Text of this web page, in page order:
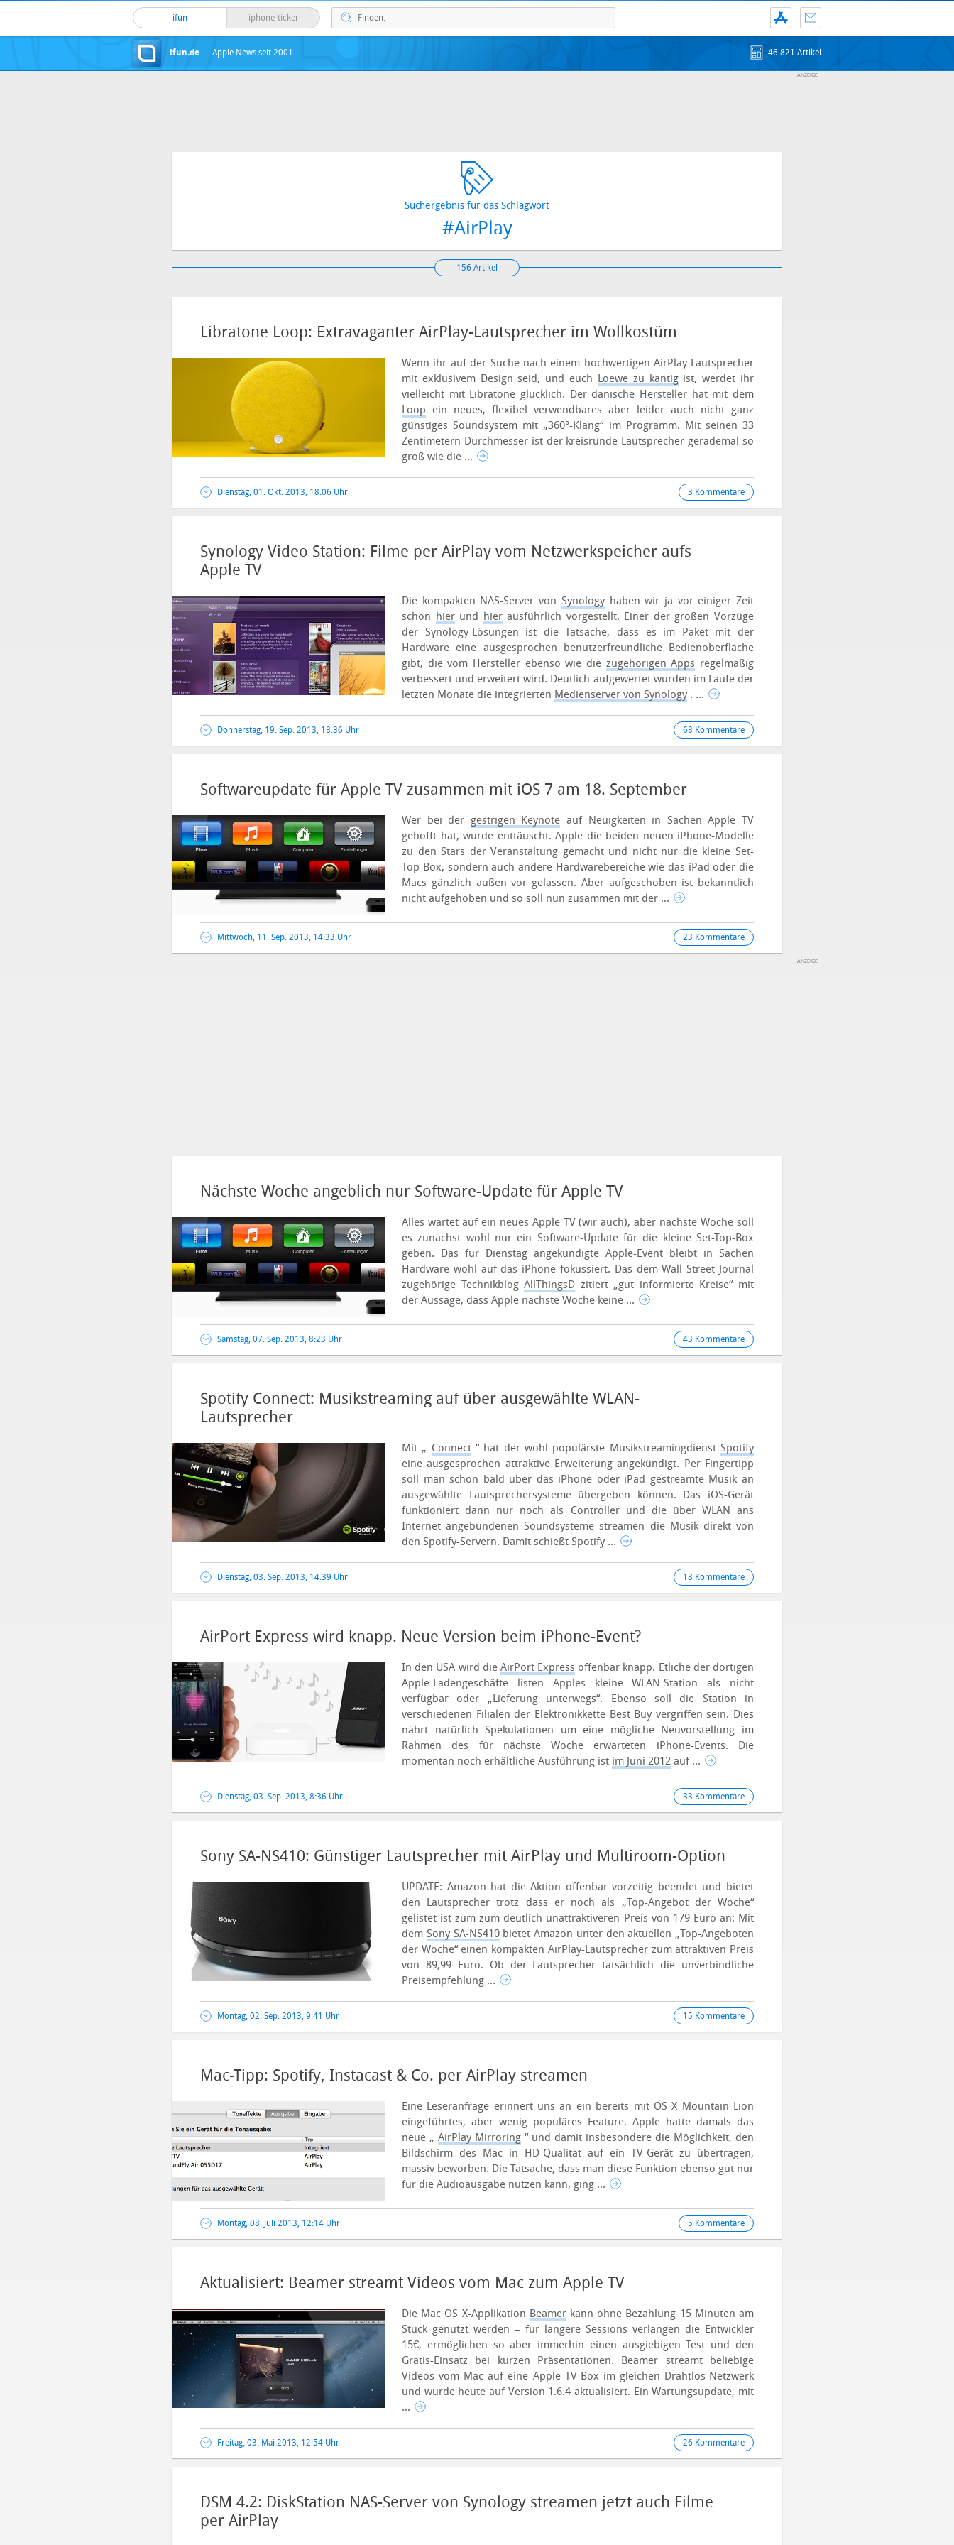
ifun iphone-ticker
ifun.de — Apple News seit 2001. 46 821 Artikel
Suchergebnis für das Schlagwort
#AirPlay
156 Artikel
Libratone Loop: Extravaganter AirPlay-Lautsprecher im Wollkostüm
Wenn ihr auf der Suche nach einem hochwertigen AirPlay-Lautsprecher
mit exklusivem Design seid, und euch Loewe zu kantigist, werdet ihr
vielleicht mit Libratone glücklich. Der dänische Hersteller hat mit dem
Loop ein neues, flexibel verwendbares aber leider auch nicht ganz
günstiges Soundsystem mit „360°-Klang“ im Programm. Mit seinen 33
Zentimetern Durchmesser ist der kreisrunde Lautsprecher gerademal so
groß wie die ...
Dienstag, 01. Okt. 2013, 18:06 Uhr 3 Kommentare
Synology Video Station: Filme per AirPlay vom Netzwerkspeicher aufs
Apple TV
Die kompakten NAS-Server von Synologyhaben wir ja vor einiger Zeit
schon hierund hierausführlich vorgestellt. Einer der großen Vorzüge
der Synology-Lösungen ist die Tatsache, dass es im Paket mit der
Hardware eine ausgesprochen benutzerfreundliche Bedienoberfläche
gibt, die vom Hersteller ebenso wie die zugehörigen Apps regelmäßig
verbessert und erweitert wird. Deutlich aufgewertet wurden im Laufe der
letzten Monate die integrierten Medienserver von Synology . ...
Donnerstag, 19. Sep. 2013, 18:36 Uhr 68 Kommentare
Softwareupdate für Apple TV zusammen mit iOS 7 am 18. September
Wer bei der gestrigen Keynote auf Neuigkeiten in Sachen Apple TV
gehofft hat, wurde enttäuscht. Apple die beiden neuen iPhone-Modelle
zu den Stars der Veranstaltung gemacht und nicht nur die kleine Set-
Top-Box, sondern auch andere Hardwarebereiche wie das iPad oder die
Macs gänzlich außen vor gelassen. Aber aufgeschoben ist bekanntlich
nicht aufgehoben und so soll nun zusammen mit der ...
Mittwoch, 11. Sep. 2013, 14:33 Uhr 23 Kommentare
Nächste Woche angeblich nur Software-Update für Apple TV
Alles wartet auf ein neues Apple TV (wir auch), aber nächste Woche soll
es zunächst wohl nur ein Software-Update für die kleine Set-Top-Box
geben. Das für Dienstag angekündigte Apple-Event bleibt in Sachen
Hardware wohl auf das iPhone fokussiert. Das dem Wall Street Journal
zugehörige TechnikblogAllThingsD zitiert „gut informierte Kreise“ mit
der Aussage, dass Apple nächste Woche keine ...
Samstag, 07. Sep. 2013, 8:23 Uhr 43 Kommentare
Spotify Connect: Musikstreaming auf über ausgewählte WLAN-
Lautsprecher
Mit „ Connect“ hat der wohl populärste MusikstreamingdienstSpotify
eine ausgesprochen attraktive Erweiterung angekündigt. Per Fingertipp
soll man schon bald über das iPhone oder iPad gestreamte Musik an
ausgewählte Lautsprechersysteme übergeben können. Das iOS-Gerät
funktioniert dann nur noch als Controller und die über WLAN ans
Internet angebundenen Soundsysteme streamen die Musik direkt von
den Spotify-Servern. Damit schießt Spotify ...
Dienstag, 03. Sep. 2013, 14:39 Uhr 18 Kommentare
AirPort Express wird knapp. Neue Version beim iPhone-Event?
In den USA wird die AirPort Express offenbar knapp. Etliche der dortigen
Apple-Ladengeschäfte listen Apples kleine WLAN-Station als nicht
verfügbar oder „Lieferung unterwegs“. Ebenso soll die Station in
verschiedenen Filialen der Elektronikkette Best Buy vergriffen sein. Dies
nährt natürlich Spekulationen um eine mögliche Neuvorstellung im
Rahmen des für nächste Woche erwarteten iPhone-Events. Die
momentan noch erhältliche Ausführung ist im Juni 2012 auf ...
Dienstag, 03. Sep. 2013, 8:36 Uhr 33 Kommentare
Sony SA-NS410: Günstiger Lautsprecher mit AirPlay und Multiroom-Option
UPDATE: Amazon hat die Aktion offenbar vorzeitig beendet und bietet
den Lautsprecher trotz dass er noch als „Top-Angebot der Woche“
gelistet ist zum zum deutlich unattraktiveren Preis von 179 Euro an: Mit
dem Sony SA-NS410bietet Amazon unter den aktuellen „Top-Angeboten
der Woche“ einen kompakten AirPlay-Lautsprecher zum attraktiven Preis
von 89,99 Euro. Ob der Lautsprecher tatsächlich die unverbindliche
Preisempfehlung ...
Montag, 02. Sep. 2013, 9:41 Uhr 15 Kommentare
Mac-Tipp: Spotify, Instacast & Co. per AirPlay streamen
Eine Leseranfrage erinnert uns an ein bereits mit OS X Mountain Lion
eingeführtes, aber wenig populäres Feature. Apple hatte damals das
neue „ AirPlay Mirroring “ und damit insbesondere die Möglichkeit, den
Bildschirm des Mac in HD-Qualität auf ein TV-Gerät zu übertragen,
massiv beworben. Die Tatsache, dass man diese Funktion ebenso gut nur
für die Audioausgabe nutzen kann, ging ...
Montag, 08. Juli 2013, 12:14 Uhr 5 Kommentare
Aktualisiert: Beamer streamt Videos vom Mac zum Apple TV
Die Mac OS X-Applikation Beamerkann ohne Bezahlung 15 Minuten am
Stück genutzt werden – für längere Sessions verlangen die Entwickler
15€, ermöglichen so aber immerhin einen ausgiebigen Test und den
Gratis-Einsatz bei kurzen Präsentationen. Beamer streamt beliebige
Videos vom Mac auf eine Apple TV-Box im gleichen Drahtlos-Netzwerk
und wurde heute auf Version 1.6.4 aktualisiert. Ein Wartungsupdate, mit
...
Freitag, 03. Mai 2013, 12:54 Uhr 26 Kommentare
DSM 4.2: DiskStation NAS-Server von Synology streamen jetzt auch Filme
per AirPlay